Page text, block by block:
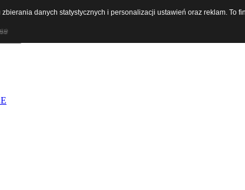
danych statystycznych i personalizacji ustawień oraz reklam. To